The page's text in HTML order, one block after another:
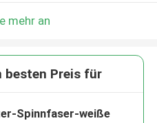
mehr an
besten Preis für
Spinnfaser-weiße